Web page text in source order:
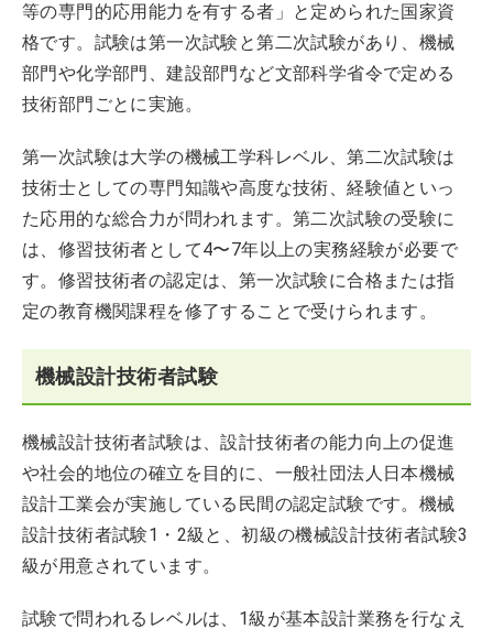
等の専門的応用能力を有する者」と定められた国家資
格です。試験は第一次試験と第二次試験があり、機械
部門や化学部門、建設部門など文部科学省令で定める
技術部門ごとに実施。
第一次試験は大学の機械工学科レベル、第二次試験は
技術士としての専門知識や高度な技術、経験値といっ
た応用的な総合力が問われます。第二次試験の受験に
は、修習技術者として4〜7年以上の実務経験が必要で
す。修習技術者の認定は、第一次試験に合格または指
定の教育機関課程を修了することで受けられます。
機械設計技術者試験
機械設計技術者試験は、設計技術者の能力向上の促進
や社会的地位の確立を目的に、一般社団法人日本機械
設計工業会が実施している民間の認定試験です。機械
設計技術者試験1・2級と、初級の機械設計技術者試験3
級が用意されています。
試験で問われるレベルは、1級が基本設計業務を行なえ